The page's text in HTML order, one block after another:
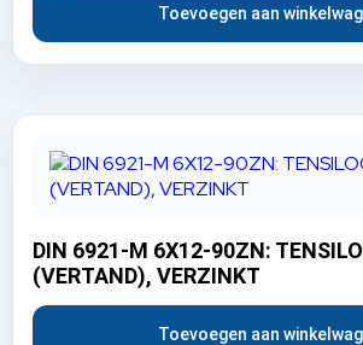
Toevoegen aan
DIN 6921-M 6X12-90ZN:
(VERTAND), VERZINKT
Toevoegen aan